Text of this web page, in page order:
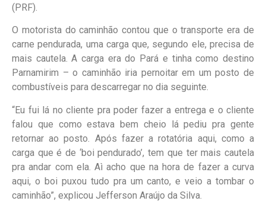
(PRF).
O motorista do caminhão contou que o transporte era de
carne pendurada, uma carga que, segundo ele, precisa de
mais cautela. A carga era do Pará e tinha como destino
Parnamirim – o caminhão iria pernoitar em um posto de
combustíveis para descarregar no dia seguinte.
“Eu fui lá no cliente pra poder fazer a entrega e o cliente
falou que como estava bem cheio lá pediu pra gente
retornar ao posto. Após fazer a rotatória aqui, como a
carga que é de ‘boi pendurado’, tem que ter mais cautela
pra andar com ela. Aì acho que na hora de fazer a curva
aqui, o boi puxou tudo pra um canto, e veio a tombar o
caminhão”, explicou Jefferson Araújo da Silva.